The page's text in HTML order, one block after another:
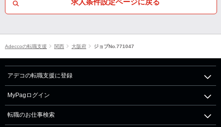
求人条件設定ページに戻る
Adeccoの転職支援 関西 大阪府 ジョブNo.771047
アデコの転職支援に登録
MyPagログイン
転職のお仕事検索